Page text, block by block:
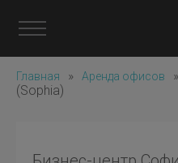
Главная » Аренда офисов »
(Sophia)